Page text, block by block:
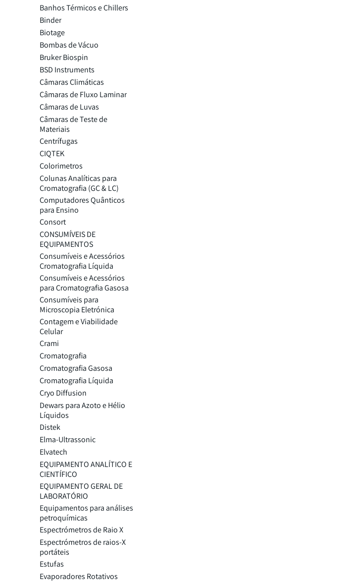
Banhos Térmicos e Chillers
Binder
Biotage
Bombas de Vácuo
Bruker Biospin
BSD Instruments
Câmaras Climáticas
Câmaras de Fluxo Laminar
Câmaras de Luvas
Câmaras de Teste de
Materiais
Centrífugas
CIQTEK
Colorimetros
Colunas Analíticas para
Cromatografia (GC & LC)
Computadores Quânticos
para Ensino
Consort
CONSUMÍVEIS DE
EQUIPAMENTOS
Consumíveis e Acessórios
Cromatografia Líquida
Consumíveis e Acessórios
para Cromatografia Gasosa
Consumíveis para
Microscopia Eletrónica
Contagem e Viabilidade
Celular
Crami
Cromatografia
Cromatografia Gasosa
Cromatografia Líquida
Cryo Diffusion
Dewars para Azoto e Hélio
Líquidos
Distek
Elma-Ultrassonic
Elvatech
EQUIPAMENTO ANALÍTICO E
CIENTÍFICO
EQUIPAMENTO GERAL DE
LABORATÓRIO
Equipamentos para análises
petroquímicas
Espectrómetros de Raio X
Espectrómetros de raios-X
portáteis
Estufas
Evaporadores Rotativos